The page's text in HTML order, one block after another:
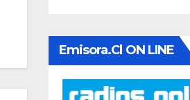
Emisora.cl ON LINE